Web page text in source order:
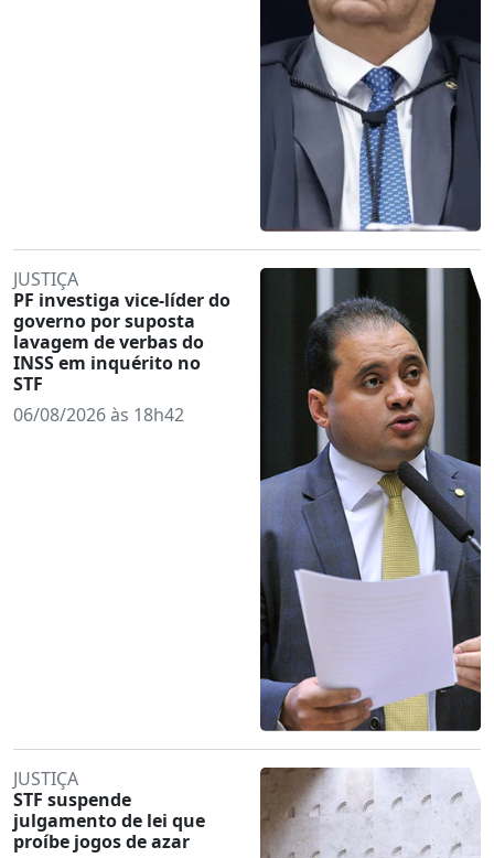
JUSTIÇA
PF investiga vice-líder do
governo por suposta
lavagem de verbas do
INSS em inquérito no
STF
06/08/2026 às 18h42
JUSTIÇA
STF suspende
julgamento de lei que
proíbe jogos de azar